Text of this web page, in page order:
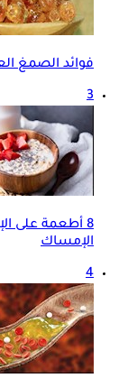
فوائد الصمغ
3
8 أطعمة على
الإمساك
4